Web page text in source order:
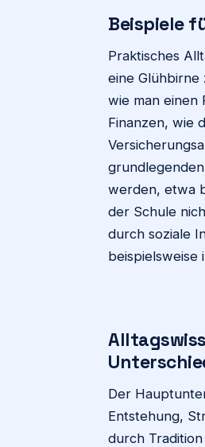
Beispiele
Praktisches
eine
wie man einen
Finanzen, wie
werden, etwa
der Schule
durch soziale
beispielsweise
Der
Entstehung,
durch